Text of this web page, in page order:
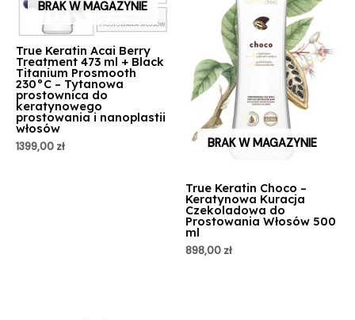
BRAK W MAGAZYNIE
True Keratin Acai Berry
Treatment 473 ml + Black
Titanium Prosmooth
230°C – Tytanowa
prostownica do
keratynowego
prostowania i nanoplastii
włosów
1399,00 zł BRAK W MAGAZYNIE
True Keratin Choco –
Keratynowa Kuracja
Czekoladowa do
Prostowania Włosów 500
ml
898,00 zł